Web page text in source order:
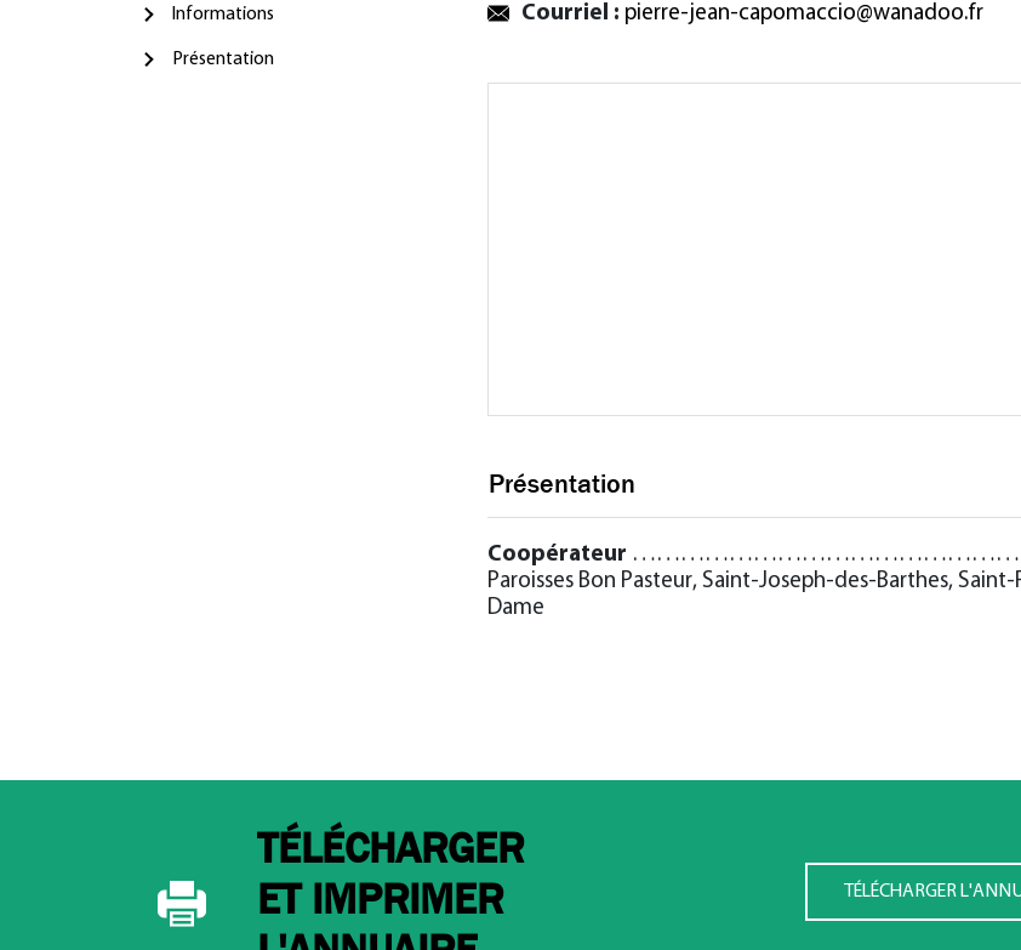
Informations
Présentation
Courriel : pierre-jean-capomaccio@wanadoo.fr
Présentation
Coopérateur
Paroisses Bon Pasteur, Saint-Joseph-des-Barthes,
Dame
TÉLÉCHARGER
ET IMPRIMER
TÉLÉCHARGER